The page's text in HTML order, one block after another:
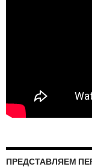
ПРЕДСТАВЛЯЕМ